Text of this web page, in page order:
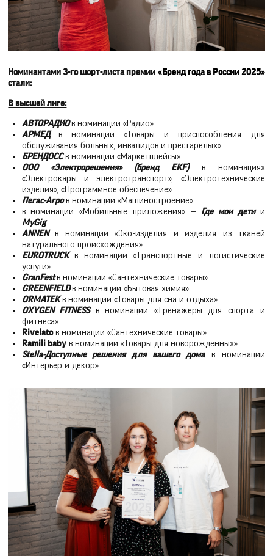
Номинантами 3-го шорт-листа премии «Бренд года в России 2025»
стали:
В высшей лиге:
АВТОРАДИОв номинации «Радио»
АРМЕД в номинации «Товары и приспособления для
обслуживания больных, инвалидов и престарелых»
БРЕНДОССв номинации «Маркетплейсы»
ООО «Электрорешения» (бренд EKF)в номинациях
«Электрокары и электротранспорт», «Электротехнические
изделия», «Программное обеспечение»
Пегас-Агров номинации «Машиностроение»
в номинации «Мобильные приложения» — Где мои дети и
MyGig
ANNENв номинации «Эко-изделия и изделия из тканей
натурального происхождения»
EUROTRUCKв номинации «Транспортные и логистические
услуги»
GranFestв номинации «Сантехнические товары»
GREENFIELDв номинации «Бытовая химия»
ORMATEKв номинации «Товары для сна и отдыха»
OXYGEN FITNESSв номинации «Тренажеры для спорта и
фитнеса»
Rivelatoв номинации «Сантехнические товары»
Ramili babyв номинации «Товары для новорожденных»
Stella-Доступные решения для вашего домав номинации
«Интерьер и декор»